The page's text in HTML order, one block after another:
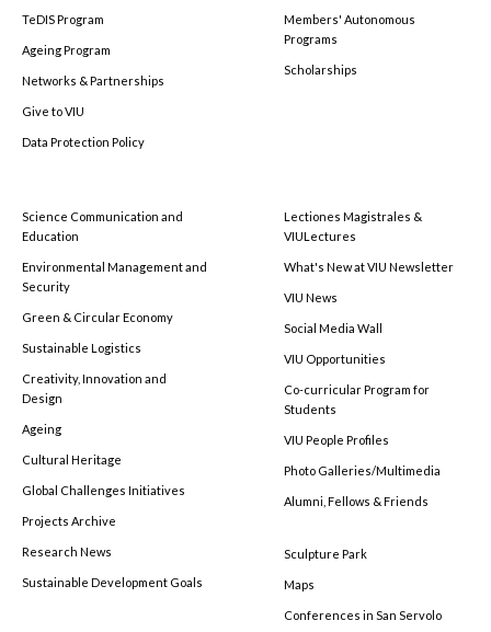
TeDIS Program
Ageing Program
Networks & Partnerships
Give to VIU
Data Protection Policy
Members' Autonomous
Programs
Scholarships
Science Communication and
Education
Environmental Management and
Security
Green & Circular Economy
Sustainable Logistics
Creativity, Innovation and
Design
Ageing
Cultural Heritage
Global Challenges Initiatives
Projects Archive
Research News
Sustainable Development Goals
Lectiones Magistrales &
VIULectures
What's New at VIU Newsletter
VIU News
Social Media Wall
VIU Opportunities
Co-curricular Program for
Students
VIU People Profiles
Photo Galleries/Multimedia
Alumni, Fellows & Friends
Sculpture Park
Maps
Conferences in San Servolo